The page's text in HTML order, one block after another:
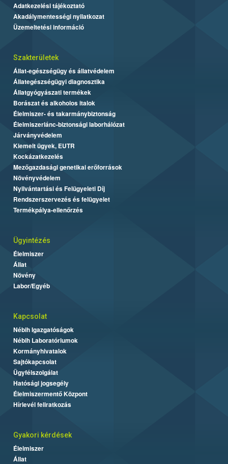
Adatkezelési tájékoztató
Akadálymentességi nyilatkozat
Üzemeltetési információ
Szakterületek
Állat-egészségügy és állatvédelem
Állategészségügyi diagnosztika
Állatgyógyászati termékek
Borászat és alkoholos italok
Élelmiszer- és takarmánybiztonság
Élelmiszerlánc-biztonsági laborhálózat
Járványvédelem
Kiemelt ügyek, EUTR
Kockázatkezelés
Mezőgazdasági genetikai erőforrások
Növényvédelem
Nyilvántartási és Felügyeleti Díj
Rendszerszervezés és felügyelet
Termékpálya-ellenőrzés
Ügyintézés
Élelmiszer
Állat
Növény
Labor/Egyéb
Kapcsolat
Nébih Igazgatóságok
Nébih Laboratóriumok
Kormányhivatalok
Sajtókapcsolat
Ügyfélszolgálat
Hatósági jogsegély
Élelmiszermentő Központ
Hírlevél feliratkozás
Gyakori kérdések
Élelmiszer
Állat